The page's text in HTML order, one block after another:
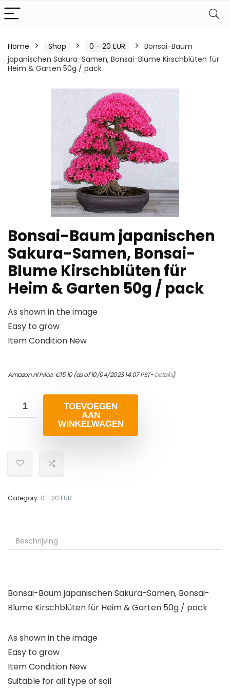
Home Shop 0 - 20 EUR
Bonsai-Baum
japanischen Sakura-Samen, Bonsai-Blume Kirschblüten für
Heim & Garten 50g / pack
Bonsai-Baum japanischen
Sakura-Samen, Bonsai-
Blume Kirschblüten für
Heim & Garten 50g / pack
As shown in the image
Easy to grow
Item Condition New
Amazon.nl Price:€15.10(as of 10/04/2023 14:07 PST-Details)
TOEVOEGEN
AAN
WINKELWAGEN
Category: 0 - 20 EUR
Beschrijving
Bonsai-Baum japanischen Sakura-Samen, Bonsai-
Blume Kirschblüten für Heim & Garten 50g / pack
As shown in the image
Easy to grow
Item Condition New
Suitable for all type of soil